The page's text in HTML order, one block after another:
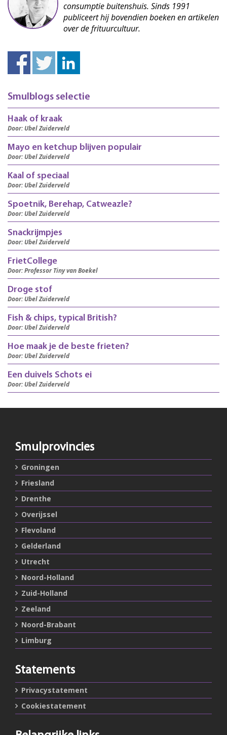
consumptie buitenshuis. Sinds 1991
publiceert hij bovendien boeken en artikelen
over de frituurcultuur.
Smulblogs selectie
Haak of kraak
Door: Ubel Zuiderveld
Mayo en ketchup blijven populair
Door: Ubel Zuiderveld
Kaal of speciaal
Door: Ubel Zuiderveld
Spoetnik, Berehap, Catweazle?
Door: Ubel Zuiderveld
Snackrijmpjes
Door: Ubel Zuiderveld
FrietCollege
Door: Professor Tiny van Boekel
Droge stof
Door: Ubel Zuiderveld
Fish & chips, typical British?
Door: Ubel Zuiderveld
Hoe maak je de beste frieten?
Door: Ubel Zuiderveld
Een duivels Schots ei
Door: Ubel Zuiderveld
Smulprovincies
Groningen
Friesland
Drenthe
Overijssel
Flevoland
Gelderland
Utrecht
Noord-Holland
Zuid-Holland
Zeeland
Noord-Brabant
Limburg
Statements
Privacystatement
Cookiestatement